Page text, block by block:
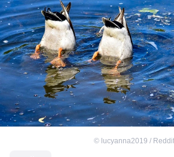
© lucyanna2019 / Reddit